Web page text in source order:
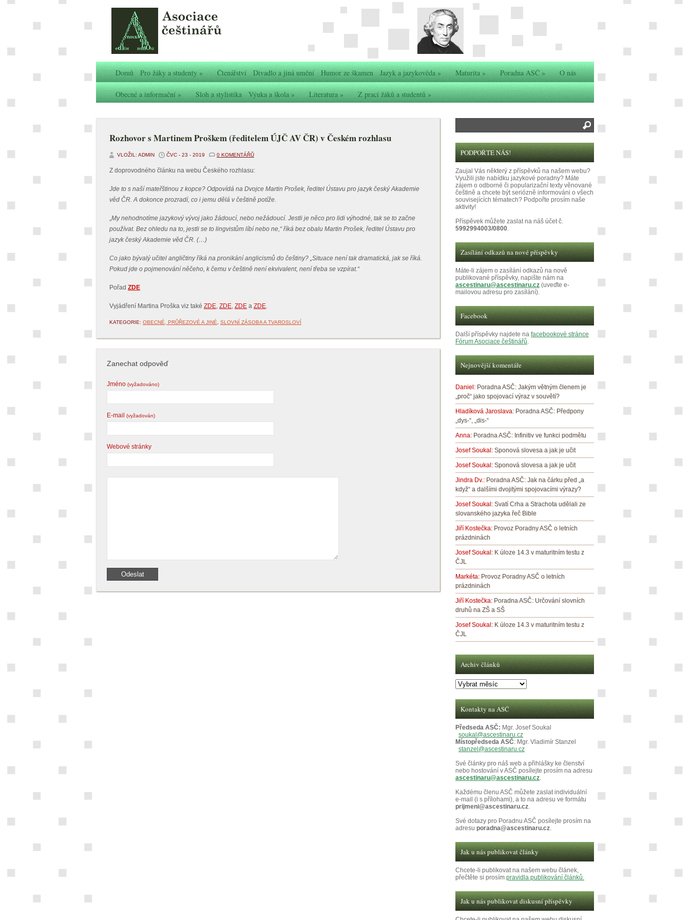
Domů Pro žáky a studenty» Čtenářství Divadlo a jiná umění Humor ze škamen Jazyk a jazykověda» Maturita» Poradna ASČ» O nás
Obecné a informační» Sloh a stylistika Výuka a škola» Literatura» Z prací žáků a studentů»
Rozhovor s Martinem Proškem (ředitelem ÚJČ AV ČR) v Českém rozhlasu
VLOŽIL: ADMIN ČVC - 23 - 2019 0 KOMENTÁŘŮ
Z doprovodného článku na webu Českého rozhlasu:
Jde to s naší mateřštinou z kopce? Odpovídá na Dvojce Martin Prošek, ředitel Ústavu pro jazyk český Akademie
věd ČR. A dokonce prozradí, co i jemu dělá v češtině potíže.
„My nehodnotíme jazykový vývoj jako žádoucí, nebo nežádoucí. Jestli je něco pro lidi výhodné, tak se to začne
používat. Bez ohledu na to, jestli se to lingvistům líbí nebo ne,“ říká bez obalu Martin Prošek, ředitel Ústavu pro
jazyk český Akademie věd ČR. (…)
Co jako bývalý učitel angličtiny říká na pronikání anglicismů do češtiny? „Situace není tak dramatická, jak se říká.
Pokud jde o pojmenování něčeho, k čemu v češtině není ekvivalent, není třeba se vzpírat.“
Pořad ZDE
Vyjádření Martina Proška viz také ZDE, ZDE, ZDE a ZDE.
KATEGORIE: OBECNÉ, PRŮŘEZOVÉ A JINÉ SLOVNÍ ZÁSOBA A TVAROSLOVÍ
Zanechat odpověď
Jméno (vyžadováno)
E-mail (vyžadován)
Webové stránky
PODPOŘTE NÁS!
Zaujal Vás některý z příspěvků na našem webu?
Využili jste nabídku jazykové poradny? Máte
zájem o odborné či popularizační texty věnované
češtině a chcete být seriózně informováni o všech
souvisejících tématech? Podpořte prosím naše
aktivity!
Příspěvek můžete zaslat na náš účet č.
5992994003/0800.
Zasílání odkazů na nové příspěvky
Máte-li zájem o zasílání odkazů na nově
publikované příspěvky, napište nám na
ascestinaru@ascestinaru.cz (uveďte e-
mailovou adresu pro zasílání).
Facebook
Další příspěvky najdete na facebookové stránce
Fórum Asociace češtinářů.
Nejnovější komentáře
Daniel: Poradna ASČ: Jakým větným členem je
„proč“ jako spojovací výraz v souvětí?
Hladíková Jaroslava: Poradna ASČ: Předpony
„dys-“, „dis-“
Anna: Poradna ASČ: Infinitiv ve funkci podmětu
Josef Soukal: Sponová slovesa a jak je učit
Josef Soukal: Sponová slovesa a jak je učit
Jindra Dv.: Poradna ASČ: Jak na čárku před „a
když“ a dalšími dvojitými spojovacími výrazy?
Josef Soukal: Svatí Crha a Strachota udělali ze
slovanského jazyka řeč Bible
Jiří Kostečka: Provoz Poradny ASČ o letních
prázdninách
Josef Soukal: K úloze 14.3 v maturitním testu z
ČJL
Markéta: Provoz Poradny ASČ o letních
prázdninách
Jiří Kostečka: Poradna ASČ: Určování slovních
druhů na ZŠ a SŠ
Josef Soukal: K úloze 14.3 v maturitním testu z
ČJL
Archiv článků
Archiv
článků
Kontakty na ASČ
Předseda ASČ: Mgr. Josef Soukal
soukal@ascestinaru.cz
Místopředseda ASČ: Mgr. Vladimír Stanzel
stanzel@ascestinaru.cz
Své články pro náš web a přihlášky ke členství
nebo hostování v ASČ posílejte prosím na adresu
ascestinaru@ascestinaru.cz.
Každému členu ASČ můžete zaslat individuální
e-mail (i s přílohami), a to na adresu ve formátu
prijmeni@ascestinaru.cz.
Své dotazy pro Poradnu ASČ posílejte prosím na
adresu poradna@ascestinaru.cz.
Jak u nás publikovat články
Chcete-li publikovat na našem webu článek,
přečtěte si prosím pravidla publikování článků.
Jak u nás publikovat diskusní příspěvky